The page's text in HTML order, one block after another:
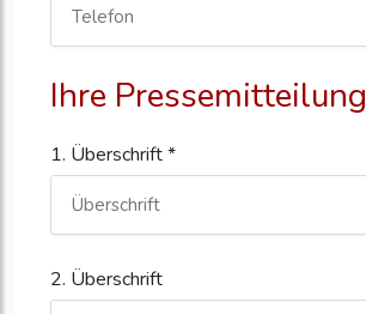
Ihre Pressemitteilung
1. Überschrift *
2. Überschrift